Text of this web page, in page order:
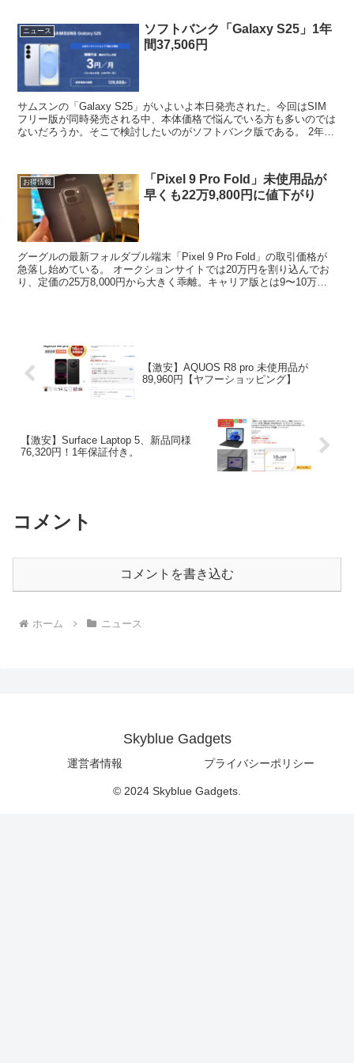
ニュース
ソフトバンク「Galaxy S25」1年
間37,506円
サムスンの「Galaxy S25」がいよいよ本日発売された。今回はSIM
フリー版が同時発売される中、本体価格で悩んでいる方も多いのでは
ないだろうか。そこで検討したいのがソフトバンク版である。 2年レ
お得情報
「Pixel 9 Pro Fold」未使用品が
早くも22万9,800円に値下がり
グーグルの最新フォルダブル端末「Pixel 9 Pro Fold」の取引価格が
急落し始めている。 オークションサイトでは20万円を割り込んでお
り、定価の25万8,000円から大きく乖離。キャリア版とは9〜10万円
【激安】AQUOS R8 pro 未使用品が
89,960円【ヤフーショッピング】
【激安】Surface Laptop 5、新品同様
76,320円！1年保証付き。
コメント
コメントを書き込む
ホーム ニュース
Skyblue Gadgets
運営者情報 プライバシーポリシー
© 2024 Skyblue Gadgets.